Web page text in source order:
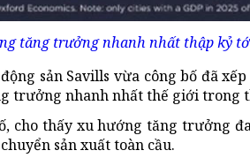
tăng trưởng nhanh nhất thập kỷ
sản Savills vừa công bố đã
trưởng nhanh nhất thế giới trong
cho thấy xu hướng tăng trưởng
sản xuất toàn cầu.